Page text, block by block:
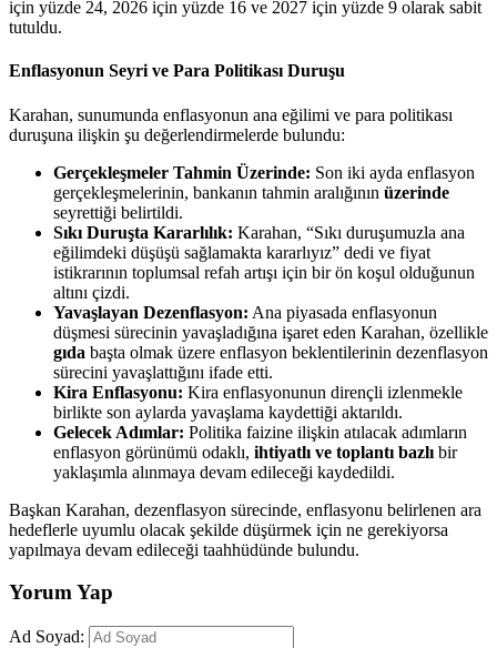
için yüzde 24, 2026 için yüzde 16 ve 2027 için yüzde 9 olarak sabit
tutuldu.
Enflasyonun Seyri ve Para Politikası Duruşu
Karahan, sunumunda enflasyonun ana eğilimi ve para politikası
duruşuna ilişkin şu değerlendirmelerde bulundu:
Gerçekleşmeler Tahmin Üzerinde: Son iki ayda enflasyon
gerçekleşmelerinin, bankanın tahmin aralığının üzerinde
seyrettiği belirtildi.
Sıkı Duruşta Kararlılık: Karahan, “Sıkı duruşumuzla ana
eğilimdeki düşüşü sağlamakta kararlıyız” dedi ve fiyat
istikrarının toplumsal refah artışı için bir ön koşul olduğunun
altını çizdi.
Yavaşlayan Dezenflasyon: Ana piyasada enflasyonun
düşmesi sürecinin yavaşladığına işaret eden Karahan, özellikle
gıda başta olmak üzere enflasyon beklentilerinin dezenflasyon
sürecini yavaşlattığını ifade etti.
Kira Enflasyonu: Kira enflasyonunun dirençli izlenmekle
birlikte son aylarda yavaşlama kaydettiği aktarıldı.
Gelecek Adımlar: Politika faizine ilişkin atılacak adımların
enflasyon görünümü odaklı, ihtiyatlı ve toplantı bazlı bir
yaklaşımla alınmaya devam edileceği kaydedildi.
Başkan Karahan, dezenflasyon sürecinde, enflasyonu belirlenen ara
hedeflerle uyumlu olacak şekilde düşürmek için ne gerekiyorsa
yapılmaya devam edileceği taahhüdünde bulundu.
Yorum Yap
Ad Soyad: